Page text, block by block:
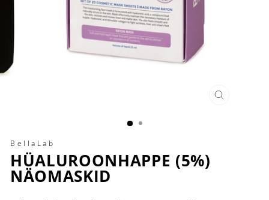
BellaLab
HÜALUROONHAPPE (5%)
NÄOMASKID